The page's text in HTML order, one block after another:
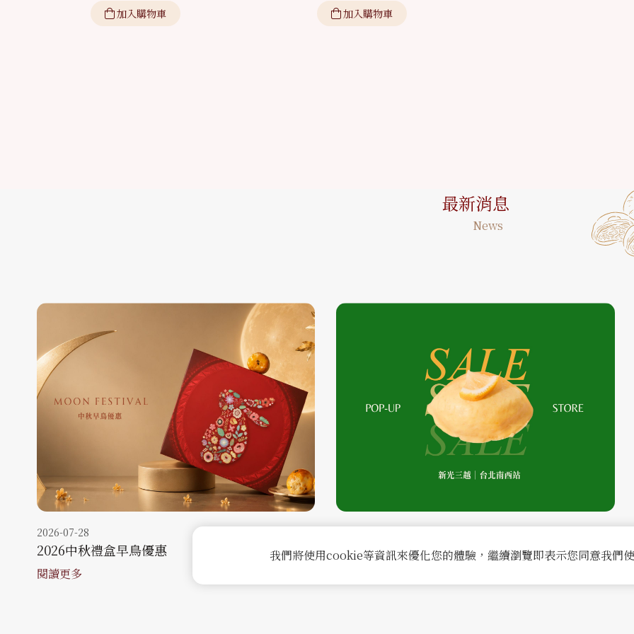
加入購物車 加入購物車
最新消息
News
2026-07-28
2026中秋禮盒早鳥優惠
閱讀更多
POP-UP｜新光台北南西
我們將使用cookie等資訊來優化您的體驗，繼續瀏覽即表示您同意我們